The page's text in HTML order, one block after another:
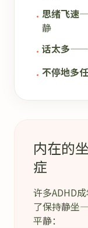
• 思绪飞速
静
• 话太多——
• 不停地多
内在的
症
许多ADHD
了保持静坐
平静：